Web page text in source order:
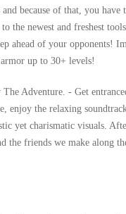
and because of that, you have
the newest and freshest
ahead of your opponents!
up to 30+ levels!
The Adventure. - Get
enjoy the relaxing
yet charismatic visuals.
the friends we make along